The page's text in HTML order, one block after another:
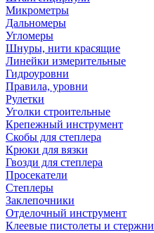
Микрометры
Дальномеры
Угломеры
Шнуры, нити красящие
Линейки измерительные
Гидроуровни
Правила, уровни
Рулетки
Уголки строительные
Крепежный инструмент
Скобы для степлера
Крюки для вязки
Гвозди для степлера
Просекатели
Степлеры
Заклепочники
Отделочный инструмент
Клеевые пистолеты и стержни